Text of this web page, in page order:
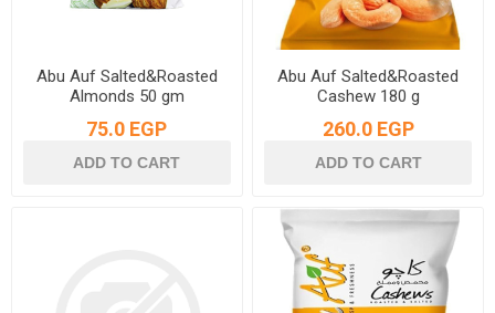
Abu Auf Salted&Roasted
Almonds 50 gm
75.0 EGP
Abu Auf Salted&Roasted
Cashew 180 g
260.0 EGP